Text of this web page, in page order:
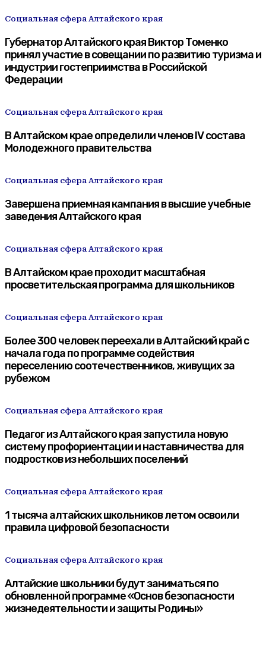
Социальная сфера Алтайского края
Губернатор Алтайского края Виктор Томенко
принял участие в совещании по развитию туризма и
индустрии гостеприимства в Российской
Федерации
Социальная сфера Алтайского края
В Алтайском крае определили членов IV состава
Молодежного правительства
Социальная сфера Алтайского края
Завершена приемная кампания в высшие учебные
заведения Алтайского края
Социальная сфера Алтайского края
В Алтайском крае проходит масштабная
просветительская программа для школьников
Социальная сфера Алтайского края
Более 300 человек переехали в Алтайский край с
начала года по программе содействия
переселению соотечественников, живущих за
рубежом
Социальная сфера Алтайского края
Педагог из Алтайского края запустила новую
систему профориентации и наставничества для
подростков из небольших поселений
Социальная сфера Алтайского края
1 тысяча алтайских школьников летом освоили
правила цифровой безопасности
Социальная сфера Алтайского края
Алтайские школьники будут заниматься по
обновленной программе «Основ безопасности
жизнедеятельности и защиты Родины»